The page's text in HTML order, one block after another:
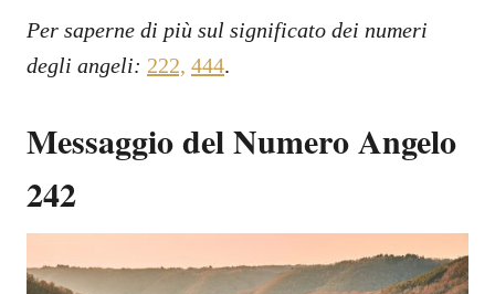
Per saperne di più sul significato dei numeri
degli angeli: 222, 444.
Messaggio del Numero Angelo
242